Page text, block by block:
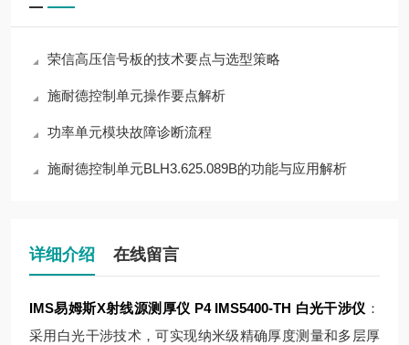
荣信高压信号板的技术要点与选型策略
施耐德控制单元操作要点解析
功率单元模块故障诊断流程
施耐德控制单元BLH3.625.089B的功能与应用解析
详细介绍 在线留言
IMS易姆斯X射线源测厚仪 P4 IMS5400-TH 白光干涉仪 ：
采用白光干涉技术，可实现纳米级精确厚度测量和多层厚